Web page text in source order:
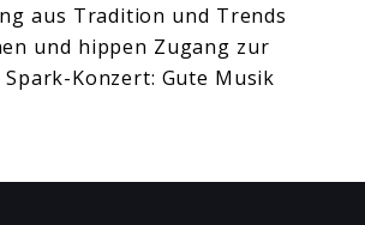
aus Tradition und Trends
und hippen Zugang zur
Konzert: Gute Musik